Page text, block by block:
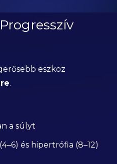
eszköz
.
a súlyt
és hipertrófia (8–12)